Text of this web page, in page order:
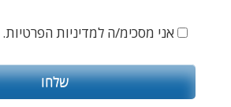
אני מסכימ/ה למדיניות הפרטיות.